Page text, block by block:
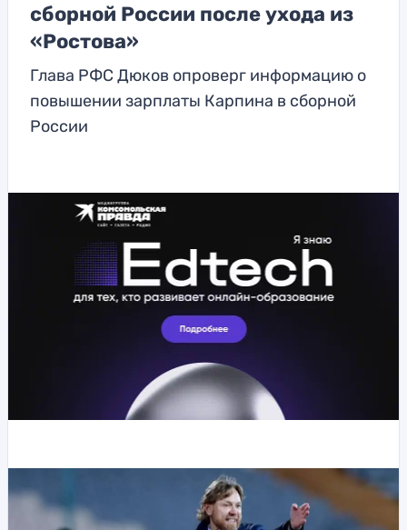
сборной России после ухода из
«Ростова»
Глава РФС Дюков опроверг информацию о
повышении зарплаты Карпина в сборной
России